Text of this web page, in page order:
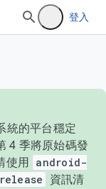
登入
統的平台穩定
4 季將原始碼發
使用 android-
資訊清